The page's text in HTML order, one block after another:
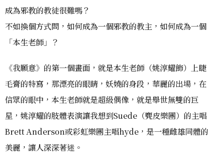
成為邪教的教徒很難嗎？
不如換個方式問，如何成為一個邪教的教主，如何成為一個
「本生老師」？
《我願意》的第一個畫面，就是本生老師（姚淳耀飾）上睫
毛膏的特寫，那漂亮的眼睛，妖嬈的身段，華麗的出場，在
信眾的眼中，本生老師就是超級偶像，就是舉世無雙的巨
星，姚淳耀的肢體表演讓我想到Suede（麂皮樂團）的主唱
Brett Anderson或彩虹樂團主唱hyde，是一種雌雄同體的
美麗，讓人深深著迷。